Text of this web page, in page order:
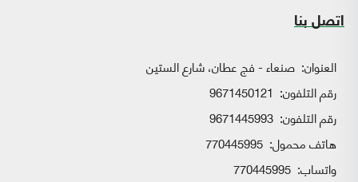
اتصل بنا
العنوان: صنعاء - فج عطان، شارع الستين
رقم التلفون: 9671450121
رقم التلفون: 9671445993
هاتف محمول: 770445995
واتساب: